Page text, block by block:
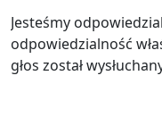
Jesteśmy
odpowiedzialność
głos został